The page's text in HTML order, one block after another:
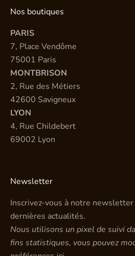
Nos boutiques
PARIS
7, Place Vendôme
75001 Paris
MONTBRISON
2, Rue des Métiers
42600 Savigneux
LYON
4, Rue Childebert
69002 Lyon
Newsletter
Inscrivez-vous à notre
dernières actualités.
Nous utilisons un pixel de suivi
fins statistiques, vous pouvez